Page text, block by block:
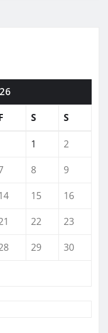
S S
1
2
8
9
15
16
22
23
29
30